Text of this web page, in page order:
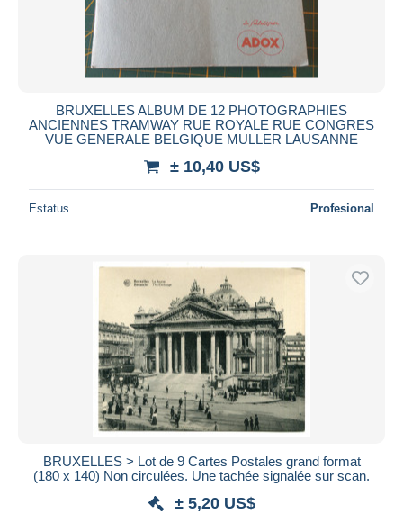
BRUXELLES ALBUM DE 12 PHOTOGRAPHIES
ANCIENNES TRAMWAY RUE ROYALE RUE CONGRES
VUE GENERALE BELGIQUE MULLER LAUSANNE
± 10,40 US$
Estatus Profesional
BRUXELLES > Lot de 9 Cartes Postales grand format
(180 x 140) Non circulées. Une tachée signalée sur scan.
± 5,20 US$